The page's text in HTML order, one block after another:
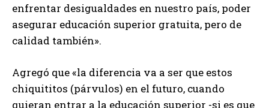
enfrentar desigualdades en nuestro país, poder
asegurar educación superior gratuita, pero de
calidad también».
Agregó que «la diferencia va a ser que estos
chiquititos (párvulos) en el futuro, cuando
quieran entrar a la educación superior -si es que